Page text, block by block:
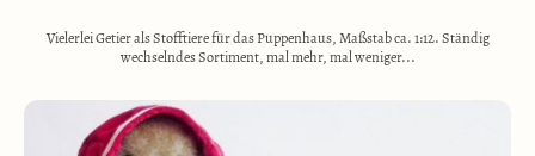
Vielerlei Getier als Stofftiere für das Puppenhaus, Maßstab ca. 1:12. Ständig
wechselndes Sortiment, mal mehr, mal weniger...